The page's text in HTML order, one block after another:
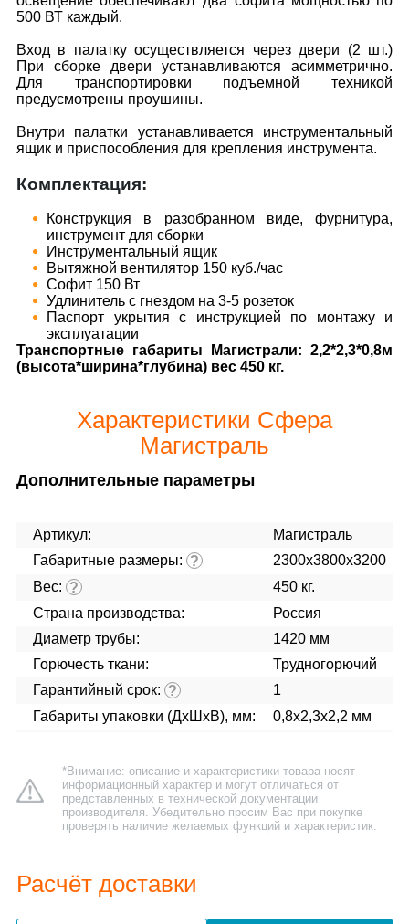
500 ВТ каждый.
Вход в палатку осуществляется через двери (2 шт.)
При сборке двери устанавливаются асимметрично.
Для транспортировки подъемной техникой
предусмотрены проушины.
Внутри палатки устанавливается инструментальный
ящик и приспособления для крепления инструмента.
Комплектация:
Конструкция в разобранном виде, фурнитура,
инструмент для сборки
Инструментальный ящик
Вытяжной вентилятор 150 куб./час
Софит 150 Вт
Удлинитель с гнездом на 3-5 розеток
Паспорт укрытия с инструкцией по монтажу и
эксплуатации
Транспортные габариты Магистрали: 2,2*2,3*0,8м
(высота*ширина*глубина) вес 450 кг.
Характеристики Сфера
Магистраль
Дополнительные параметры
Артикул:
Магистраль
Габаритные размеры: ?
2300x3800x3200
Вес: ?
450 кг.
Страна производства:
Россия
Диаметр трубы:
1420 мм
Горючесть ткани:
Трудногорючий
Гарантийный срок: ?
1
Габариты упаковки (ДхШхВ), мм:
0,8х2,3х2,2 мм
*Внимание: описание и характеристики товара носят
информационный характер и могут отличаться от
представленных в технической документации
производителя. Убедительно просим Вас при покупке
проверять наличие желаемых функций и характеристик.
Расчёт доставки